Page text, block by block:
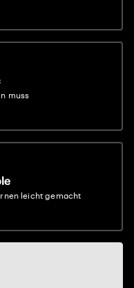
muss
leicht gemacht